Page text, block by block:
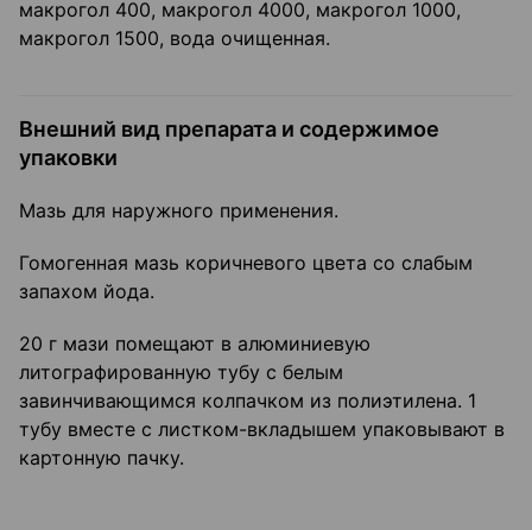
макрогол 400, макрогол 4000, макрогол 1000,
макрогол 1500, вода очищенная.
Внешний вид препарата и содержимое
упаковки
Мазь для наружного применения.
Гомогенная мазь коричневого цвета со слабым
запахом йода.
20 г мази помещают в алюминиевую
литографированную тубу с белым
завинчивающимся колпачком из полиэтилена. 1
тубу вместе с листком-вкладышем упаковывают в
картонную пачку.